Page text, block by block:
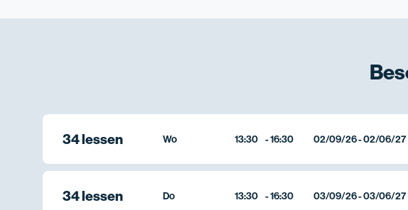
34 lessen Wo 13:30 -16:30 02/09/26 - 02/06/27
34 lessen Do 13:30 -16:30 03/09/26 - 03/06/27